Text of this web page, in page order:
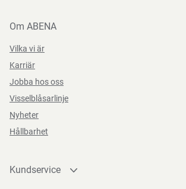
Direktiv, förordningar och
(EC) 1907/2006, (EU) 2023/988
Om ABENA
Vilka vi är
Karriär
Jobba hos oss
Visselblåsarlinje
Nyheter
Hållbarhet
Kundservice